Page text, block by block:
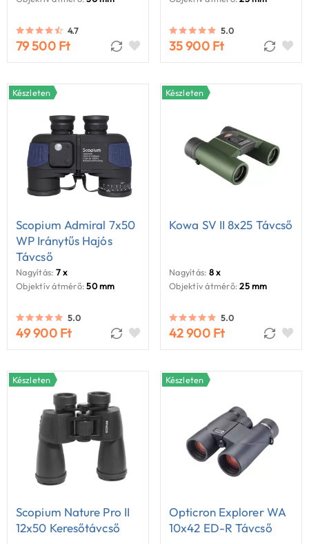
4.7
79 500 Ft
5.0
35 900 Ft
Készleten
Scopium Admiral 7x50
WP Iránytűs Hajós
Távcső
Nagyítás: 7 x
Objektív átmérő: 50 mm
5.0
49 900 Ft
Készleten
Kowa SV II 8x25 Távcső
Nagyítás: 8 x
Objektív átmérő: 25 mm
5.0
42 900 Ft
Készleten
Scopium Nature Pro II
12x50 Keresőtávcső
Készleten
Opticron Explorer WA
10x42 ED-R Távcső